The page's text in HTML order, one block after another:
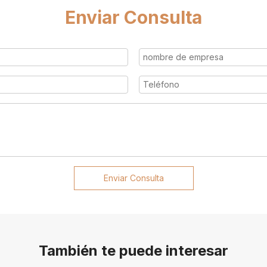
Enviar Consulta
Enviar Consulta
También te puede interesar